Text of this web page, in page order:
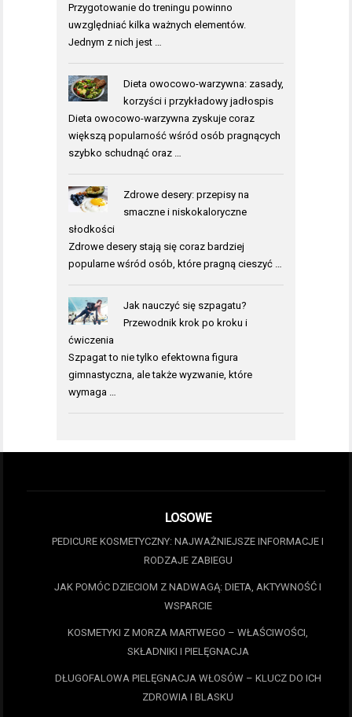
Przygotowanie do treningu powinno
uwzględniać kilka ważnych elementów.
Jednym z nich jest …
Dieta owocowo-warzywna: zasady,
korzyści i przykładowy jadłospis
Dieta owocowo-warzywna zyskuje coraz
większą popularność wśród osób pragnących
szybko schudnąć oraz …
Zdrowe desery: przepisy na
smaczne i niskokaloryczne
słodkości
Zdrowe desery stają się coraz bardziej
popularne wśród osób, które pragną cieszyć …
Jak nauczyć się szpagatu?
Przewodnik krok po kroku i
ćwiczenia
Szpagat to nie tylko efektowna figura
gimnastyczna, ale także wyzwanie, które
wymaga …
LOSOWE
PEDICURE KOSMETYCZNY: NAJWAŻNIEJSZE INFORMACJE I
RODZAJE ZABIEGU
JAK POMÓC DZIECIOM Z NADWAGĄ: DIETA, AKTYWNOŚĆ I
WSPARCIE
KOSMETYKI Z MORZA MARTWEGO – WŁAŚCIWOŚCI,
SKŁADNIKI I PIELĘGNACJA
DŁUGOFALOWA PIELĘGNACJA WŁOSÓW – KLUCZ DO ICH
ZDROWIA I BLASKU